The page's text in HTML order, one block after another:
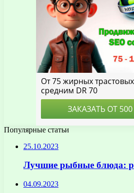
Популярные статьи
25.10.2023
Лучшие рыбные блюда:
04.09.2023